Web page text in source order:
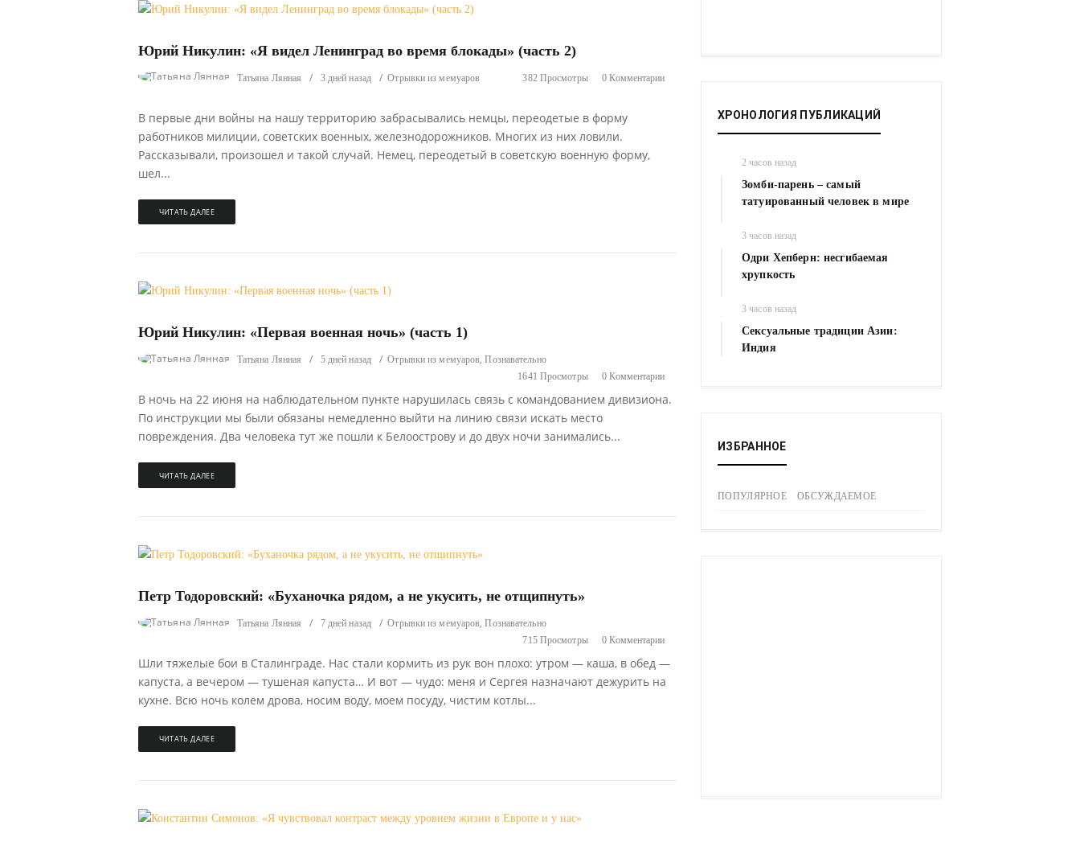
Юрий Никулин: «Я видел Ленинград во время блокады» (часть 2)
Татьяна Лянная 3 дней назад Отрывки из мемуаров 382 Просмотры 0 Комментарии
В первые дни войны на нашу территорию забрасывались немцы, переодетые в форму
работников милиции, советских военных, железнодорожников. Многих из них ловили.
Рассказывали, произошел и такой случай. Немец, переодетый в советскую военную форму,
шел...
ЧИТАТЬ ДАЛЕЕ
Юрий Никулин: «Первая военная ночь» (часть 1)
Татьяна Лянная 5 дней назад Отрывки из мемуаров,Познавательно
1641 Просмотры
0 Комментарии
В ночь на 22 июня на наблюдательном пункте нарушилась связь с командованием дивизиона.
По инструкции мы были обязаны немедленно выйти на линию связи искать место
повреждения. Два человека тут же пошли к Белоострову и до двух ночи занимались...
ЧИТАТЬ ДАЛЕЕ
Петр Тодоровский: «Буханочка рядом, а не укусить, не отщипнуть»
Татьяна Лянная 7 дней назад Отрывки из мемуаров,Познавательно
715 Просмотры
0 Комментарии
Шли тяжелые бои в Сталинграде. Нас стали кормить из рук вон плохо: утром — каша, в обед —
капуста, а вечером — тушеная капуста… И вот — чудо: меня и Сергея назначают дежурить на
кухне. Всю ночь колем дрова, носим воду, моем посуду, чистим котлы...
ЧИТАТЬ ДАЛЕЕ
ХРОНОЛОГИЯ ПУБЛИКАЦИЙ
2 часов назад
Зомби-парень – самый
татуированный человек в мире
3 часов назад
Одри Хепберн: несгибаемая
хрупкость
3 часов назад
Сексуальные традиции Азии:
Индия
ИЗБРАННОЕ
ПОПУЛЯРНОЕ ОБСУЖДАЕМОЕ